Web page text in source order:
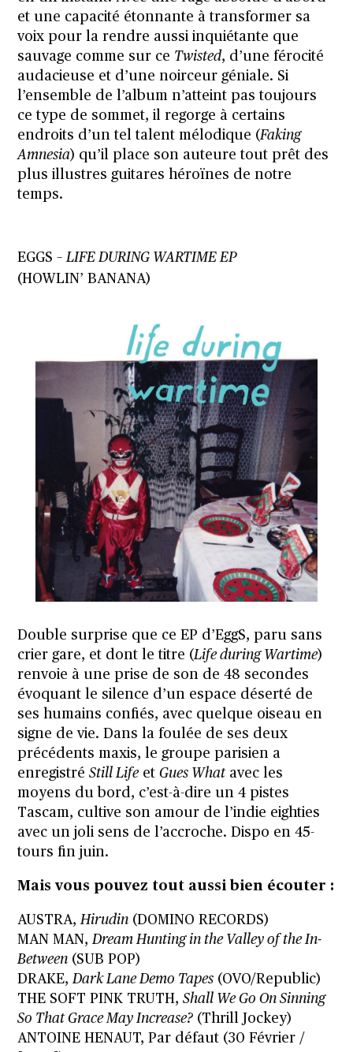
et une capacité étonnante à transformer sa
voix pour la rendre aussi inquiétante que
sauvage comme sur ce Twisted, d’une férocité
audacieuse et d’une noirceur géniale. Si
l’ensemble de l’album n’atteint pas toujours
ce type de sommet, il regorge à certains
endroits d’un tel talent mélodique (Faking
Amnesia) qu’il place son auteure tout prêt des
plus illustres guitares héroïnes de notre
temps.
EGGS –LIFE DURING WARTIME EP
(HOWLIN’ BANANA)
Double surprise que ce EP d’EggS, paru sans
crier gare, et dont le titre (Life during Wartime)
renvoie à une prise de son de 48 secondes
évoquant le silence d’un espace déserté de
ses humains confiés, avec quelque oiseau en
signe de vie. Dans la foulée de ses deux
précédents maxis, le groupe parisien a
enregistréStill LifeetGues Whatavec les
moyens du bord, c’est-à-dire un 4 pistes
Tascam, cultive son amour de l’indie eighties
avec un joli sens de l’accroche. Dispo en 45-
tours fin juin.
Mais vous pouvez tout aussi bien écouter :
AUSTRA,Hirudin (DOMINO RECORDS)
MAN MAN,Dream Hunting in the Valley of the In-
Between (SUB POP)
DRAKE,Dark Lane Demo Tapes (OVO/Republic)
THE SOFT PINK TRUTH,Shall We Go On Sinning
So That Grace May Increase? (Thrill Jockey)
ANTOINE HENAUT, Par défaut (30 Février /